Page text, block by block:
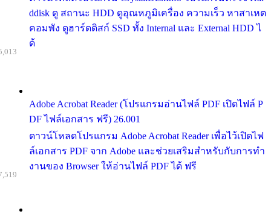
ddisk ดู สถานะ HDD ดูอุณหภูมิเครื่อง ความเร็ว หาสาเหต
คอมพัง ดูฮาร์ดดิสก์ SSD ทั้ง Internal และ External HDD ไ
ด้
Adobe Acrobat Reader (โปรแกรมอ่านไฟล์ PDF เปิดไฟล์ P
DF ไฟล์เอกสาร ฟรี) 26.001
ดาวน์โหลดโปรแกรม Adobe Acrobat Reader เพื่อไว้เปิดไฟ
ล์เอกสาร PDF จาก Adobe และช่วยเสริมสำหรับกับการทำ
งานของ Browser ให้อ่านไฟล์ PDF ได้ ฟรี